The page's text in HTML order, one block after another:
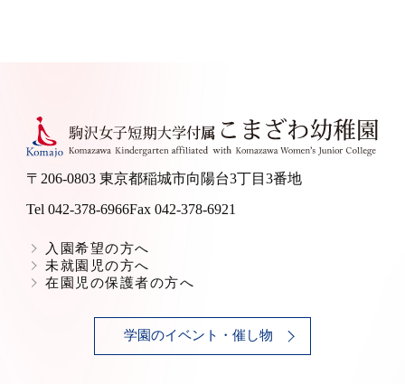
〒206-0803 東京都稲城市向陽台3丁目3番地
Tel 042-378-6966Fax 042-378-6921
入園希望の方へ
未就園児の方へ
在園児の保護者の方へ
学園のイベント・催し物